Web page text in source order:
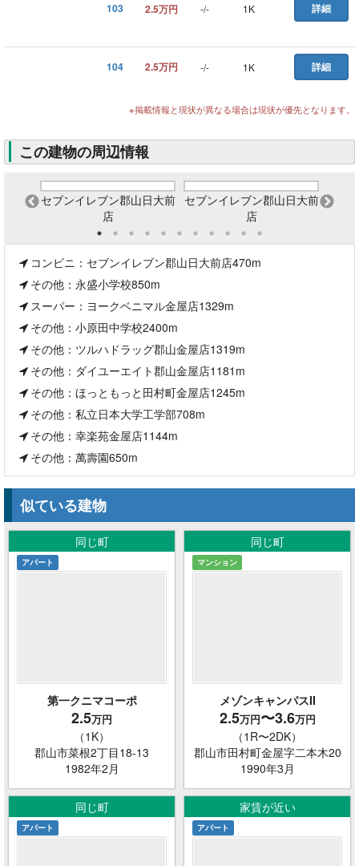
103 2.5万円 -/- 1K 詳細
104 2.5万円 -/- 1K 詳細
※掲載情報と現状が異なる場合は現状が優先となります。
この建物の周辺情報
セブンイレブン郡山日大前
店
セブンイレブン郡山日大前
店
セブ
コンビニ：セブンイレブン郡山日大前店470m
その他：永盛小学校850m
スーパー：ヨークベニマル金屋店1329m
その他：小原田中学校2400m
その他：ツルハドラッグ郡山金屋店1319m
その他：ダイユーエイト郡山金屋店1181m
その他：ほっともっと田村町金屋店1245m
その他：私立日本大学工学部708m
その他：幸楽苑金屋店1144m
その他：萬壽園650m
似ている建物
同じ町
アパート
第一クニマコーポ
2.5万円
（1K）
郡山市菜根2丁目18-13
1982年2月
同じ町
マンション
メゾンキャンパスII
2.5万円〜3.6万円
（1R〜2DK）
郡山市田村町金屋字二本木20
1990年3月
同じ町
アパート
家賃が近い
アパート